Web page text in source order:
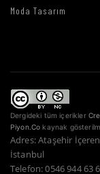
Moda Tasarım
Dergideki tüm içerikler
Piyon.Co kaynak
Adres: Ataşehir
İstanbul
Telefon: 0546 944 63